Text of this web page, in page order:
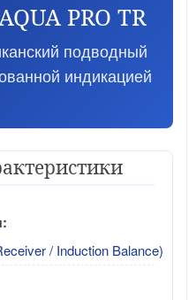
PRO TR
подводный
индикацией
/ Induction Balance)